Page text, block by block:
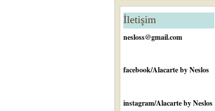
İletişim
nesloss@gmail.com
facebook/Alacarte by Neslos
instagram/Alacarte by Neslos